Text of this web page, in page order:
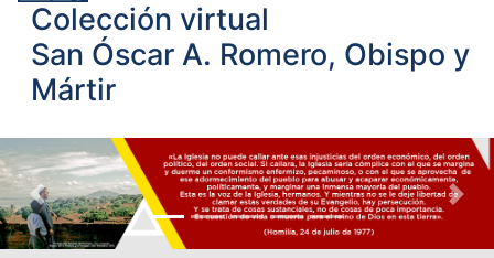
Colección virtual
San Óscar A. Romero, Obispo y
Mártir